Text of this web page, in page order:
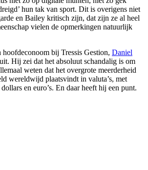
hun tak van sport. Dit is overigens niet
en Bailey kritisch zijn, dat zijn ze al heel
vielen de opmerkingen natuurlijk
hoofdeconoom bij Tressis Gestion, Daniel
Hij zei dat het absoluut schandalig is om
weten dat het overgrote meerderheid
wereldwijd plaatsvindt in valuta’s, met
en euro’s. En daar heeft hij een punt.